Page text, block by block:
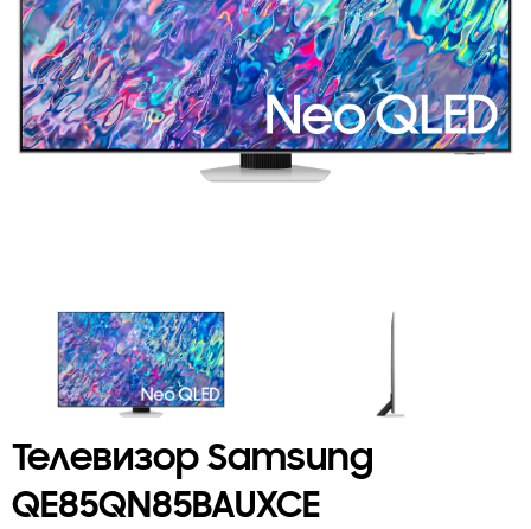
Телевизор Samsung
QE85QN85BAUXCE